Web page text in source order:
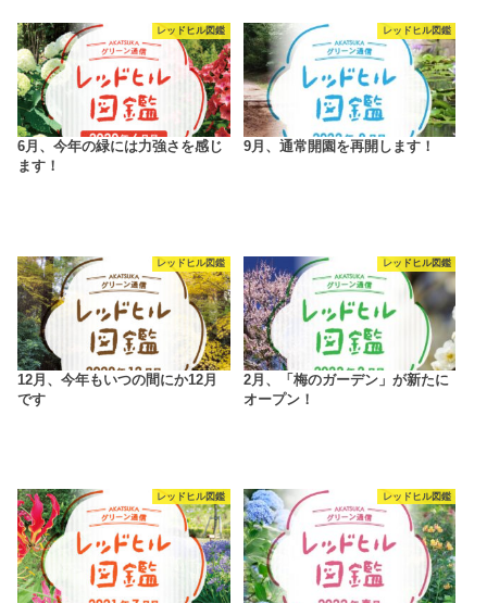
レッドヒル図鑑
6月、今年の緑には力強さを感じ
ます！
レッドヒル図鑑
9月、通常開園を再開します！
レッドヒル図鑑
12月、今年もいつの間にか12月
です
レッドヒル図鑑
2月、「梅のガーデン」が新たに
オープン！
レッドヒル図鑑 レッドヒル図鑑